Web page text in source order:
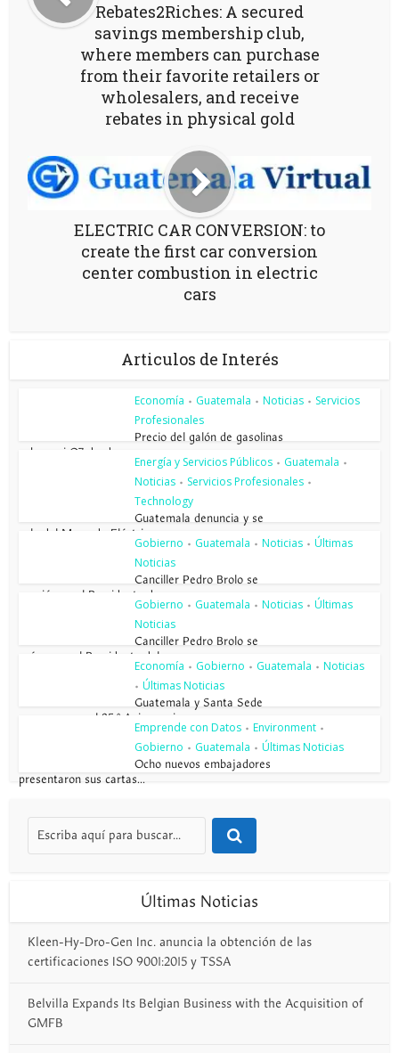
Rebates2Riches: A secured
savings membership club,
where members can purchase
from their favorite retailers or
wholesalers, and receive
rebates in physical gold
ELECTRIC CAR CONVERSION: to
create the first car conversion
center combustion in electric
cars
Articulos de Interés
Economía • Guatemala • Noticias • Servicios
Profesionales
Precio del galón de gasolinas
sube casi Q7 desde enero...
Energía y Servicios Públicos • Guatemala •
Noticias • Servicios Profesionales •
Technology
Guatemala denuncia y se
sale del Mercado Eléctrico...
Gobierno • Guatemala • Noticias • Últimas
Noticias
Canciller Pedro Brolo se
reunió con el Presidente de...
Gobierno • Guatemala • Noticias • Últimas
Noticias
Canciller Pedro Brolo se
reúne con el Presidente del...
Economía • Gobierno • Guatemala • Noticias
• Últimas Noticias
Guatemala y Santa Sede
conmemoran el 85.º Aniversario...
Emprende con Datos • Environment •
Gobierno • Guatemala • Últimas Noticias
Ocho nuevos embajadores
presentaron sus cartas...
Últimas Noticias
Kleen-Hy-Dro-Gen Inc. anuncia la obtención de las
certificaciones ISO 9001:2015 y TSSA
Belvilla Expands Its Belgian Business with the Acquisition of
GMFB